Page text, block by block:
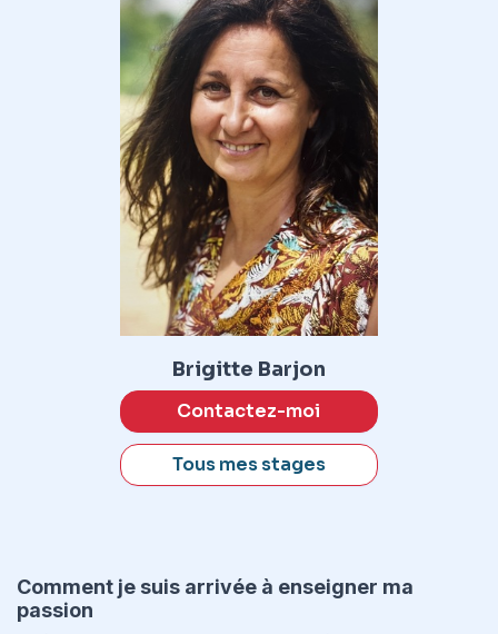
Brigitte Barjon
Contactez-moi
Tous mes stages
Comment je suis arrivée à enseigner ma
passion